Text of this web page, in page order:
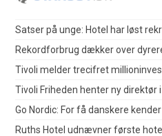
Satser på unge: Hotel har løst
Rekordforbrug dækker over
Tivoli melder trecifret
Tivoli Friheden henter ny direktør
Go Nordic: For få danskere
Ruths Hotel udnævner første